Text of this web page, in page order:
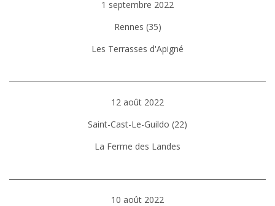
1 septembre 2022
Rennes (35)
Les Terrasses d'Apigné
12 août 2022
Saint-Cast-Le-Guildo (22)
La Ferme des Landes
10 août 2022